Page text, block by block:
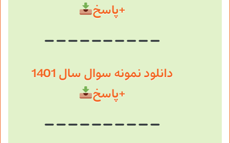
+پاسخ
دانلود نمونه سوال سال 1401
+پاسخ